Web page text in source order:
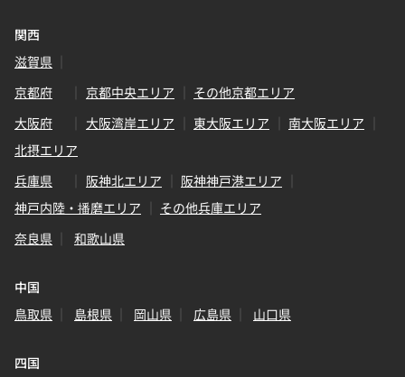
関西
滋賀県
京都府
京都中央エリア
その他京都エリア
大阪府
大阪湾岸エリア 東大阪エリア
南大阪エリア
北摂エリア
兵庫県
阪神北エリア
阪神神戸港エリア
神戸内陸・播磨エリア
その他兵庫エリア
奈良県
和歌山県
中国
鳥取県
島根県 岡山県 広島県 山口県
四国